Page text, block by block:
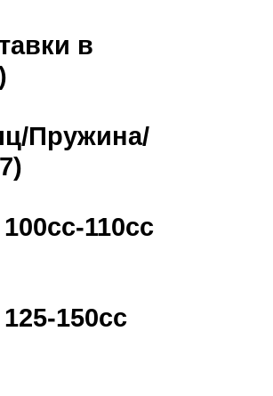
в
Пружина/
110сс
150сс